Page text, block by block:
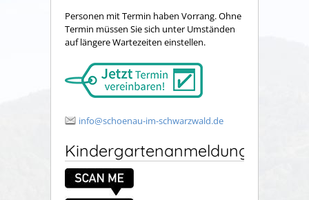
Personen mit Termin haben Vorrang. Ohne
Termin müssen Sie sich unter Umständen
auf längere Wartezeiten einstellen.
info@schoenau-im-schwarzwald.de
Kindergartenanmeldung